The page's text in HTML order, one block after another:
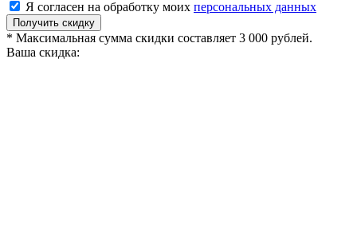
Я согласен на обработку моих персональных данных
Получить скидку
* Максимальная сумма скидки составляет 3 000 рублей.
Ваша скидка: